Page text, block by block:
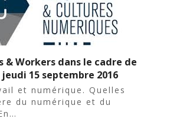
& Workers dans le cadre de
15 septembre 2016
et numérique. Quelles
du numérique et du